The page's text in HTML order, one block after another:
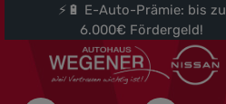
springen
⚡🔋 E-Auto-Prämie: bis zu
6.000€ Fördergeld!